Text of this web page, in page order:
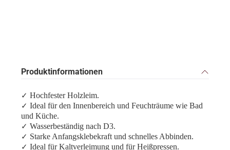
Produktinformationen
✓ Hochfester Holzleim.
✓ Ideal für den Innenbereich und Feuchträume wie Bad
und Küche.
✓ Wasserbeständig nach D3.
✓ Starke Anfangsklebekraft und schnelles Abbinden.
✓ Ideal für Kaltverleimung und für Heißpressen.